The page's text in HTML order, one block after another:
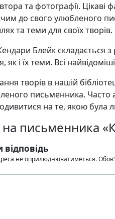
та фотографії.
до свого улюбленого
та теми для своїх творів.
Блейк складається
як і їх теми. Всі
творів в нашій
письменника. Часто
на те, якою була
на письменника
не оприлюднюватиметься.